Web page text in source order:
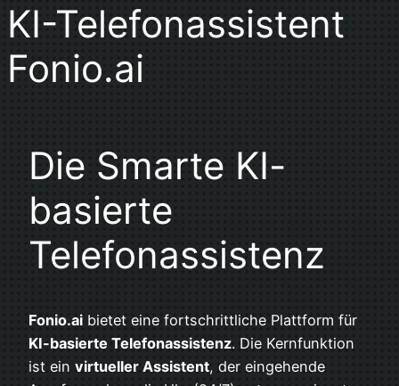
KI-Telefonassistent
Fonio.ai
Die Smarte KI-
basierte
Telefonassistenz
Fonio.ai bietet eine fortschrittliche Plattform für
KI-basierte Telefonassistenz. Die Kernfunktion
ist ein virtueller Assistent, der eingehende